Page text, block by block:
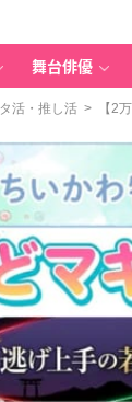
舞台俳優
活・推し活 > 【2